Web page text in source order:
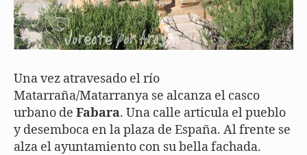
Una vez atravesado el río
Matarraña/Matarranya se alcanza el casco
urbano de Fabara. Una calle articula el pueblo
y desemboca en la plaza de España. Al frente se
alza el ayuntamiento con su bella fachada.